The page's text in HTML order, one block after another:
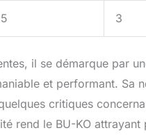
5 3
il se démarque par
et performant. Sa
critiques
rend le BU-KO